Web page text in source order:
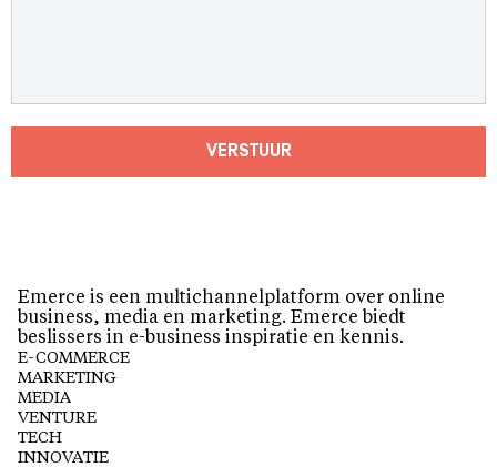
VERSTUUR
Emerce is een multichannelplatform over online
business, media en marketing. Emerce biedt
beslissers in e-business inspiratie en kennis.
E-COMMERCE
MARKETING
MEDIA
VENTURE
TECH
INNOVATIE